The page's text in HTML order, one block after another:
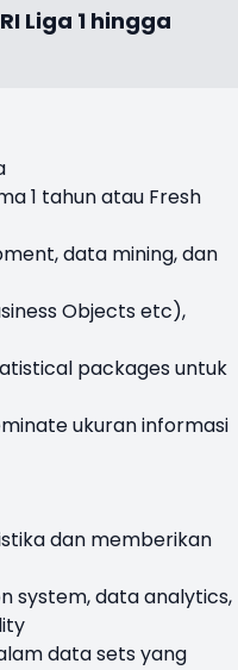
Liga 1 hingga
1 tahun atau Fresh
data mining, dan
Objects etc),
packages untuk
ukuran informasi
dan memberikan
system, data analytics,
data sets yang